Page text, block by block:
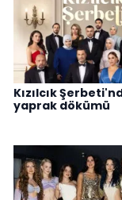
Kızılcık
yaprak dökümü